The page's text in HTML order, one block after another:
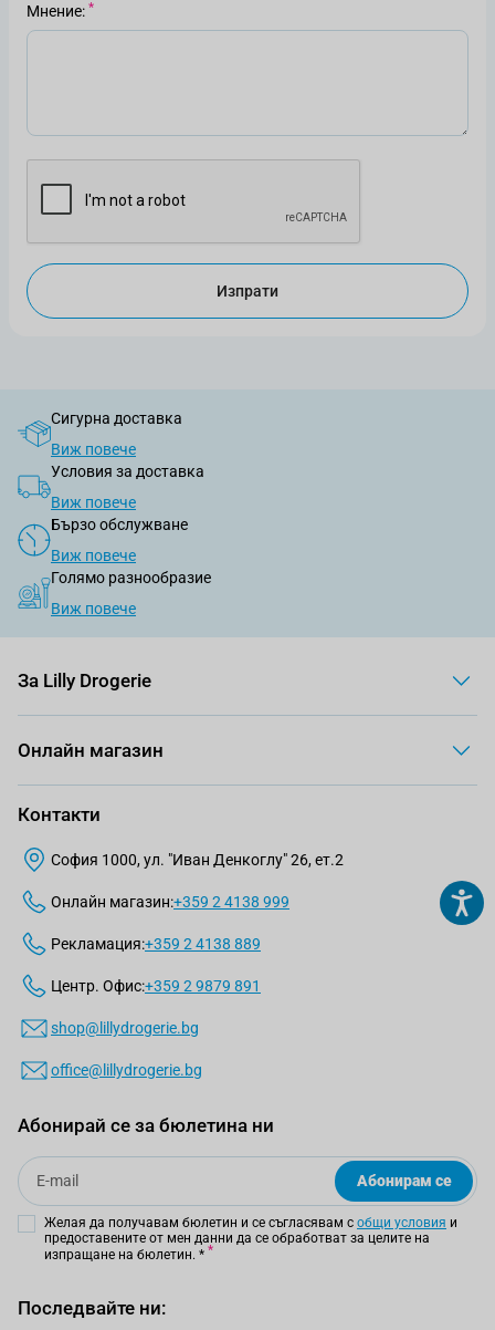
Мнение
Изпрати
Сигурна доставка
Виж повече
Условия за доставка
Виж повече
Бързо обслужване
Виж повече
Голямо разнообразие
Виж повече
За Lilly Drogerie
Онлайн магазин
Контакти
София 1000, ул. "Иван Денкоглу" 26, ет.2
Онлайн магазин:+359 2 4138 999
Рекламация:+359 2 4138 889
Центр. Офис:+359 2 9879 891
shop@lillydrogerie.bg
office@lillydrogerie.bg
Абонирай се за бюлетина ни
Email
Абонирам се
Желая да получавам бюлетин и се съгласявам с общи условия и
предоставените от мен данни да се обработват за целите на
изпращане на бюлетин. *
Последвайте ни: